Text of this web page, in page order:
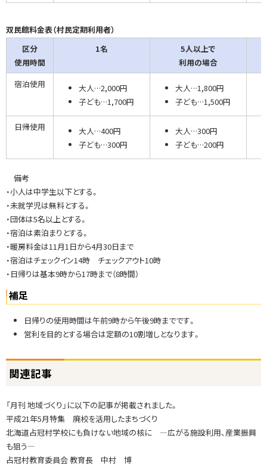
双民館料金表（村民定期利用者）
区分
使用時間
1名
5人以上で
利用の場合
宿泊使用
大人…2,000円
子ども…1,700円
大人…1,800円
子ども…1,500円
日帰使用
大人…400円
子ども…300円
大人…300円
子ども…200円
備考
・小人は中学生以下とする。
・未就学児は無料とする。
・団体は5名以上とする。
・宿泊は素泊まりとする。
・暖房料金は11月1日から4月30日まで
・宿泊はチェックイン14時 チェックアウト10時
・日帰りは基本9時から17時まで（8時間）
補足
日帰りの使用時間は午前9時から午後9時までです。
営利を目的とする場合は定額の10割増しとなります。
ッ
に
戻
る
関連記事
「月刊 地域づくり」に以下の記事が掲載されました。
平成21年5月特集 廃校を活用したまちづくり
北海道占冠村学校にも負けない地域の核に —広がる施設利用、産業振興
も狙う—
占冠村教育委員会 教育長 中村 博